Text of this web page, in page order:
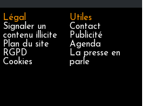
Légal
Signaler un
contenu illicite
Plan du site
RGPD
Cookies
Utiles
Contact
Publicité
Agenda
La presse en
parle